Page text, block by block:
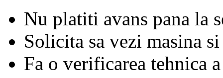
Nu platiti avans pana la
Solicita sa vezi masina si
Fa o verificarea tehnica